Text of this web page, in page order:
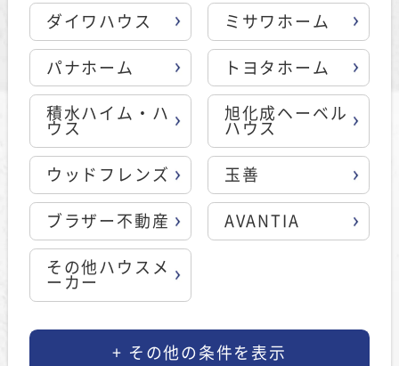
ダイワハウス ミサワホーム
パナホーム トヨタホーム
積水ハイム・ハ
ウス
旭化成ヘーベル
ハウス
ウッドフレンズ 玉善
ブラザー不動産 AVANTIA
その他ハウスメ
ーカー